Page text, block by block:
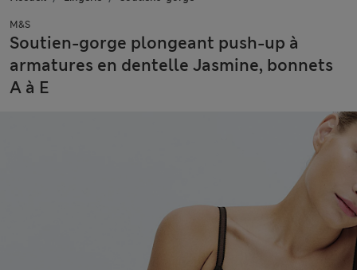
M&S
Soutien-gorge plongeant push-up à
armatures en dentelle Jasmine, bonnets
A à E